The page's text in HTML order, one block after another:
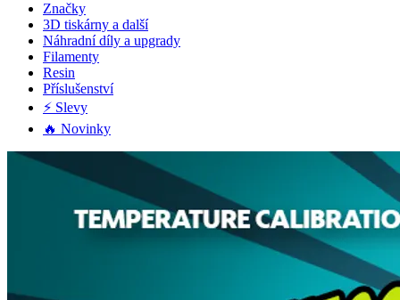
Značky
3D tiskárny a další
Náhradní díly a upgrady
Filamenty
Resin
Příslušenství
⚡ Slevy
🔥 Novinky